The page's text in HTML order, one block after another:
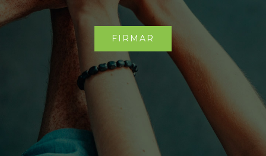
FIRMAR